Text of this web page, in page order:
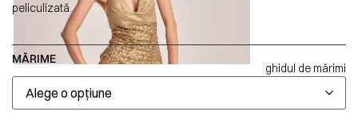
peliculizată.
MĂRIME
ghidul de mărimi